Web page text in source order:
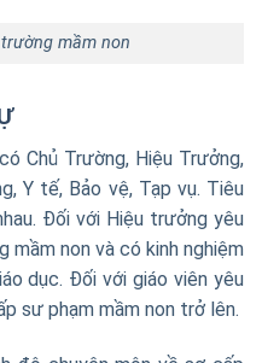
mầm non
Chủ Trường, Hiệu Trưởng,
Y tế, Bảo vệ, Tạp vụ. Tiêu
Đối với Hiệu trưởng yêu
mầm non và có kinh nghiệm
dục. Đối với giáo viên yêu
sư phạm mầm non trở lên.